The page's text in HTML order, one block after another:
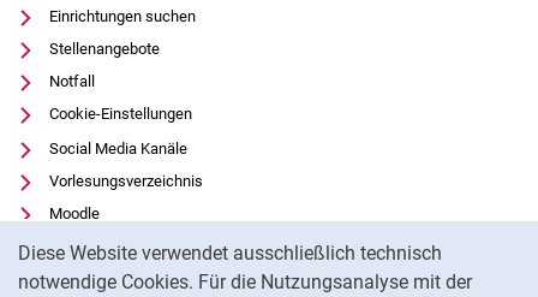
Diese Website verwendet ausschließlich technisch
notwendige Cookies. Für die Nutzungsanalyse mit der
Einrichtungen suchen
Stellenangebote
Notfall
Cookie-Einstellungen
Social Media Kanäle
Vorlesungsverzeichnis
Moodle
Panopto
Universitätsbibliothek